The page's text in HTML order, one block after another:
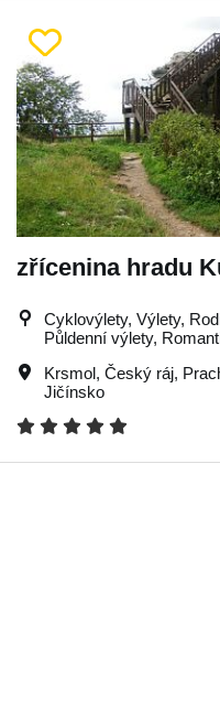
zřícenina hradu
Cyklovýlety, Výlety,
Půldenní výlety,
Krsmol, Český ráj,
Jičínsko